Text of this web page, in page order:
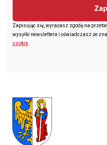
Zapisując się, wyrażasz zgodę na
wysyłki newslettera i oświadczasz że
cookie